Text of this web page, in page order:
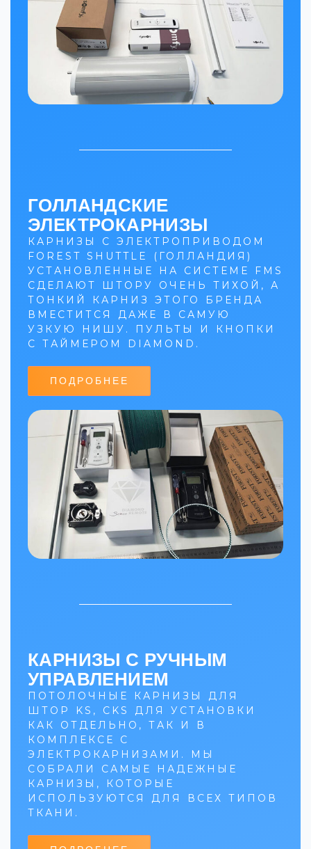
ГОЛЛАНДСКИЕ
ЭЛЕКТРОКАРНИЗЫ
КАРНИЗЫ С ЭЛЕКТРОПРИВОДОМ
FOREST SHUTTLE (ГОЛЛАНДИЯ)
УСТАНОВЛЕННЫЕ НА СИСТЕМЕ FMS
СДЕЛАЮТ ШТОРУ ОЧЕНЬ ТИХОЙ, А
ТОНКИЙ КАРНИЗ ЭТОГО БРЕНДА
ВМЕСТИТСЯ ДАЖЕ В САМУЮ
УЗКУЮ НИШУ. ПУЛЬТЫ И КНОПКИ
С ТАЙМЕРОМ DIAMOND.
ПОДРОБНЕЕ
КАРНИЗЫ С РУЧНЫМ
УПРАВЛЕНИЕМ
ПОТОЛОЧНЫЕ КАРНИЗЫ ДЛЯ
ШТОР KS, CKS ДЛЯ УСТАНОВКИ
КАК ОТДЕЛЬНО, ТАК И В
КОМПЛЕКСЕ С
ЭЛЕКТРОКАРНИЗАМИ. МЫ
СОБРАЛИ САМЫЕ НАДЕЖНЫЕ
КАРНИЗЫ, КОТОРЫЕ
ИСПОЛЬЗУЮТСЯ ДЛЯ ВСЕХ ТИПОВ
ТКАНИ.